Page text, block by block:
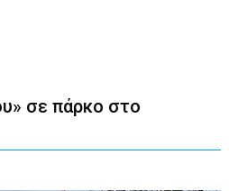
σε πάρκο στο